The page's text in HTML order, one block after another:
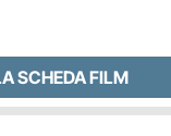
SCHEDA FILM